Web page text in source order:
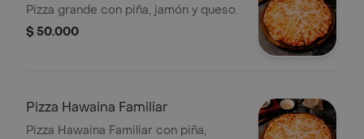
Pizza grande con piña, jamón y queso.
$ 50.000
Pizza Hawaina Familiar
Pizza Hawaina Familiar con piña,